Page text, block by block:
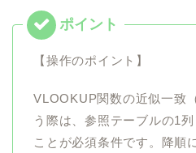
【操作のポイント】
VLOOKUP関数の近似一致
う際は、参照テーブルの1
ことが必須条件です。降順